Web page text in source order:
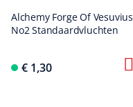
Alchemy Forge Of Vesuvius
No2 Standaardvluchten
€ 1,30